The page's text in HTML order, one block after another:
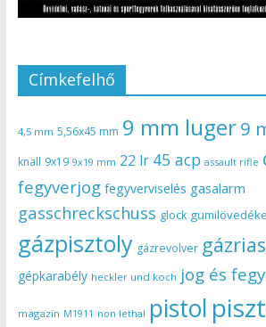
Címkefelhő
4,5 mm 5,56x45 mm 9 mm luger9
knall 9x19 9x19 mm 22 lr 45 acp assault rifle
fegyverjog fegyverviselés gasalarm
gasschreckschuss glock
gázpisztoly gázrevolver
gépkarabély heckler und koch jog és
magazin M1911 non lethal pistol